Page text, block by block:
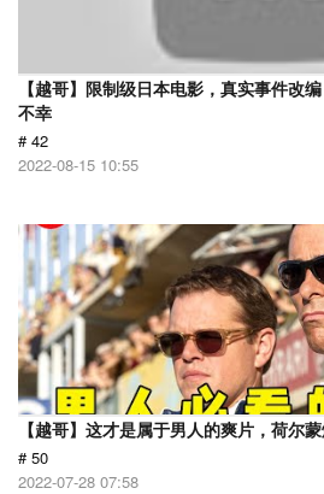
【越哥】限制级日本电影，真实事件改
不幸
# 42
2022-08-15 10:55
【越哥】这才是属于男人的爽片，荷尔
# 50
2022-07-28 07:58